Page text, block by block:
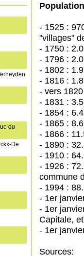
du
De
- 1525 :
"villages"
- 1750 :
- 1796 :
- 1802 :
- 1816 :
- vers
- 1831 :
- 1854 :
- 1865 :
- 1866 :
- 1890 :
- 1910 :
- 1926 :
commune
- 1994 :
- 1er
- 1er
Capitale,
- 1er
Sources: